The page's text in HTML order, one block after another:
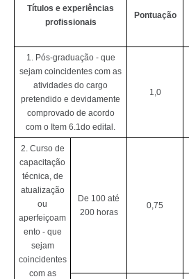
Títulos e experiências
profissionais
Pontuação
1. Pós-graduação - que
sejam coincidentes com as
atividades do cargo
pretendido e devidamente
comprovado de acordo
com o Item 6.1do edital.
1,0
2. Curso de
capacitação
técnica, de
atualização
ou
aperfeiçoam
ento - que
sejam
coincidentes
com as
De 100 até
200 horas
0,75